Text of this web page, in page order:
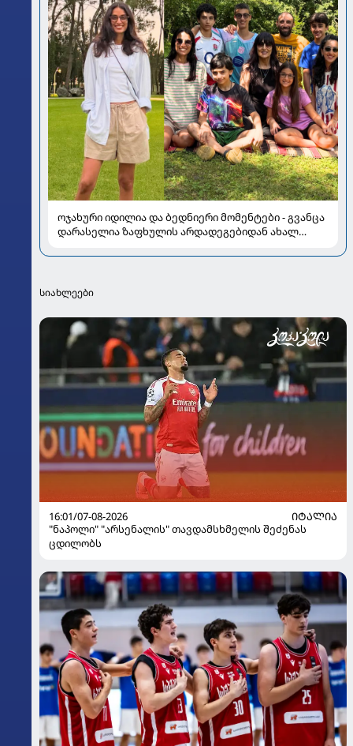
ოჯახური იდილია და ბედნიერი მომენტები - გვანცა
დარასელია ზაფხულის არდადეგებიდან ახალ
სიახლეები
16:01/07-08-2026
ᲘᲢᲐᲚᲘᲐ
"ნაპოლი" "არსენალის" თავდამსხმელის შეძენას
ცდილობს